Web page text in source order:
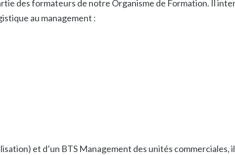
des formateurs de notre Organisme de Formation. Il
au management :
et d’un BTS Management des unités commerciales,